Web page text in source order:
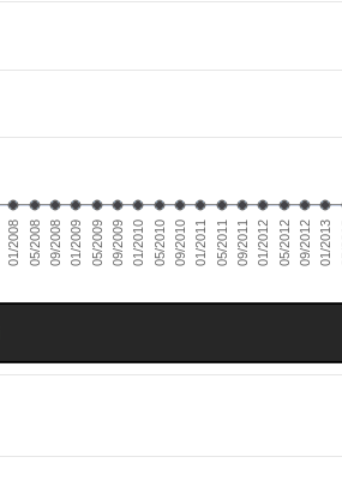
01/2008 05/2008 09/2008 01/2009 05/2009 09/2009 01/2010 05/2010 09/2010 01/2011 05/2011 09/2011 01/2012 05/2012 09/2012 01/2013